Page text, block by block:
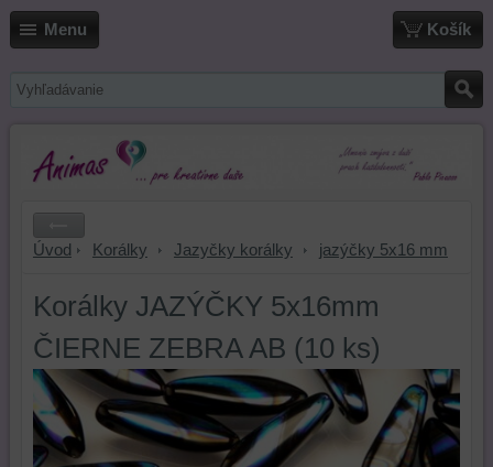
Menu Košík
Úvod Korálky Jazyčky korálky jazýčky 5x16 mm
Korálky JAZÝČKY 5x16mm
ČIERNE ZEBRA AB (10 ks)